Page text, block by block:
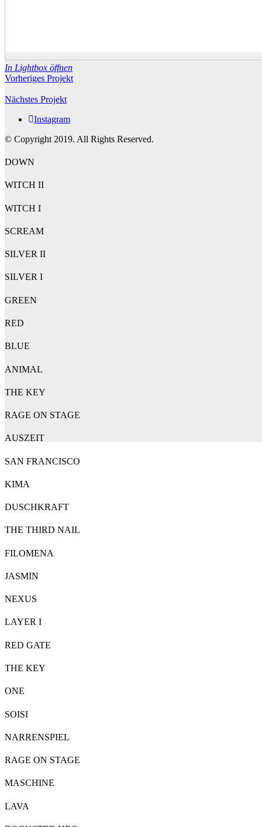
In Lightbox öffnen
Vorheriges Projekt
Nächstes Projekt
Instagram
© Copyright 2019. All Rights Reserved.
DOWN
WITCH II
WITCH I
SCREAM
SILVER II
SILVER I
GREEN
RED
BLUE
ANIMAL
THE KEY
RAGE ON STAGE
AUSZEIT
SAN FRANCISCO
KIMA
DUSCHKRAFT
THE THIRD NAIL
FILOMENA
JASMIN
NEXUS
LAYER I
RED GATE
THE KEY
ONE
SOISI
NARRENSPIEL
RAGE ON STAGE
MASCHINE
LAVA